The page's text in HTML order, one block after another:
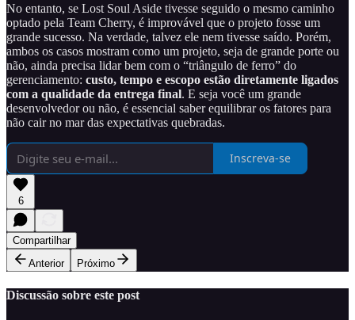
No entanto, se Lost Soul Aside tivesse seguido o mesmo caminho
optado pela Team Cherry, é improvável que o projeto fosse um
grande sucesso. Na verdade, talvez ele nem tivesse saído. Porém,
ambos os casos mostram como um projeto, seja de grande porte ou
não, ainda precisa lidar bem com o “triângulo de ferro” do
gerenciamento: custo, tempo e escopo estão diretamente ligados
com a qualidade da entrega final. E seja você um grande
desenvolvedor ou não, é essencial saber equilibrar os fatores para
não cair no mar das expectativas quebradas.
Inscreva-se
6
Compartilhar
Anterior
Próximo
Discussão sobre este post